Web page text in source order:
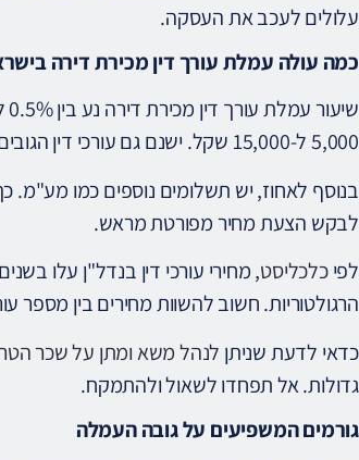
עלולים לעכב את העסקה.
כמה עולה עמלת עורך דין מכירת דירה
5,000 ל-15,000 שקל. ישנם גם עורכי דין הגובים שכר טרחה קבוע.
בנוסף לאחוז, יש תשלומים נוספים כמו
לבקש הצעת מחיר מפורטת מראש.
לפיכלכליסט, מחירי עורכי דין בנדל"ן עלו
הרגולטוריות. חשוב להשוות מחירים בין מספר
כדאי לדעת שניתן לנהל משא ומתן על שכר
גדולות. אל תפחדו לשאול ולהתמקח.
גורמים המשפיעים על גובה העמלה